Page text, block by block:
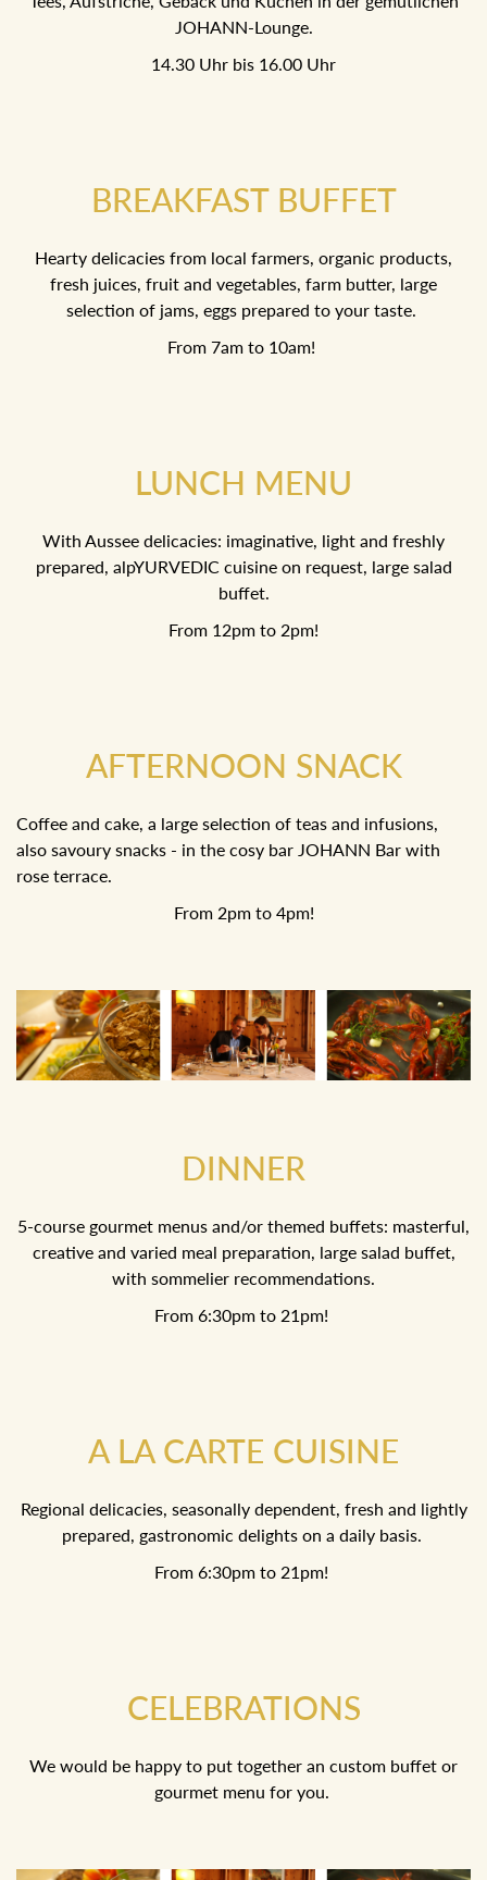
JOHANN-Lounge.
14.30 Uhr bis 16.00 Uhr
BREAKFAST BUFFET
Hearty delicacies from local farmers, organic products,
fresh juices, fruit and vegetables, farm butter, large
selection of jams, eggs prepared to your taste.
From 7am to 10am!
LUNCH MENU
With Aussee delicacies: imaginative, light and freshly
prepared, alpYURVEDIC cuisine on request, large salad
buffet.
From 12pm to 2pm!
AFTERNOON SNACK
Coffee and cake, a large selection of teas and infusions,
also savoury snacks - in the cosy bar JOHANN Bar with
rose terrace.
From 2pm to 4pm!
DINNER
5-course gourmet menus and/or themed buffets: masterful,
creative and varied meal preparation, large salad buffet,
with sommelier recommendations.
From 6:30pm to 21pm!
A LA CARTE CUISINE
Regional delicacies, seasonally dependent, fresh and
lightly prepared, gastronomic delights on a daily basis.
From 6:30pm to 21pm!
CELEBRATIONS
We would be happy to put together an custom buffet or
gourmet menu for you.